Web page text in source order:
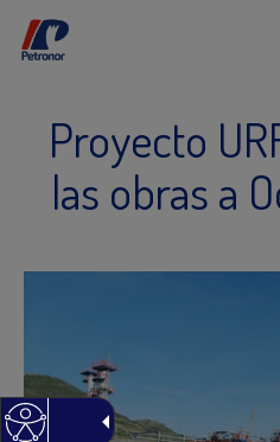
Proyecto
las obras a